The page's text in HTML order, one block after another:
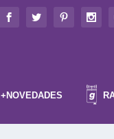
+NOVEDADES